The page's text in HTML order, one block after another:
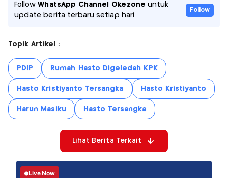
FollowWhatsApp Channel Okezone untuk
update berita terbaru setiap hari
Follow
Topik Artikel :
PDIP Rumah Hasto Digeledah KPK
Hasto Kristiyanto Tersangka Hasto Kristiyanto
Harun Masiku Hasto Tersangka
Lihat Berita Terkait
Live Now